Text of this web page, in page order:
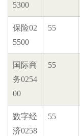
5300
保险02
5500
55
国际商
务0254
00
55
数字经
济0258
55